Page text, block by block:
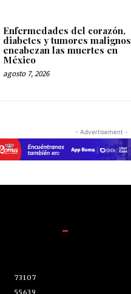
Enfermedades del corazón,
diabetes y tumores malignos
encabezan las muertes en
México
agosto 7, 2026
- Advertisement -
73107
-